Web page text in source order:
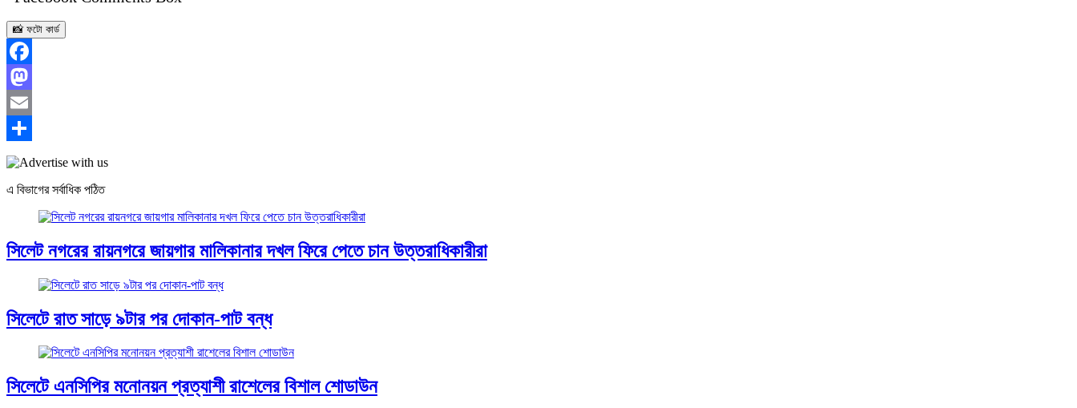
📸 ফটো কার্ড
Facebook
Mastodon
Email
Share
এ বিভাগের সর্বাধিক পঠিত
সিলেট নগরের রায়নগরে জায়গার মালিকানার দখল ফিরে পেতে চান উত্তরাধিকারীরা
সিলেটে রাত সাড়ে ৯টার পর দোকান-পাট বন্ধ
সিলেটে এনসিপির মনোনয়ন প্রত্যাশী রাশেলের বিশাল শোডাউন